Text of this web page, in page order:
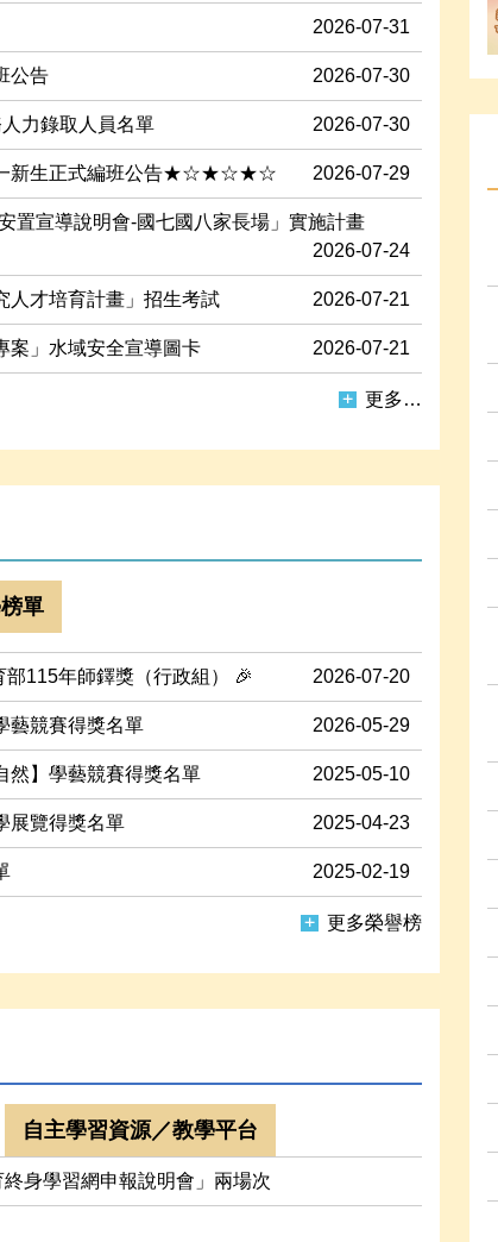
2026-07-31
公告 2026-07-30
力錄取人員名單 2026-07-30
新生正式編班公告★☆★☆★☆ 2026-07-29
置宣導說明會-國七國八家長場」實施計畫
2026-07-24
人才培育計畫」招生考試 2026-07-21
案」水域安全宣導圖卡 2026-07-21
更多…
單
115年師鐸獎（行政組） 🎉 2026-07-20
藝競賽得獎名單 2026-05-29
然】學藝競賽得獎名單 2025-05-10
展覽得獎名單 2025-04-23
2025-02-19
更多榮譽榜
自主學習資源／教學平台
身學習網申報說明會」兩場次